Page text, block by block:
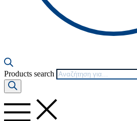
Products search